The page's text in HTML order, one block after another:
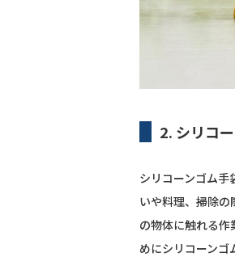
2. シリコ
シリコーンゴム
いや料理、掃除
の物体に触れる
めにシリコーンゴ